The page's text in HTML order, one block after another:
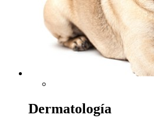
Dermatología